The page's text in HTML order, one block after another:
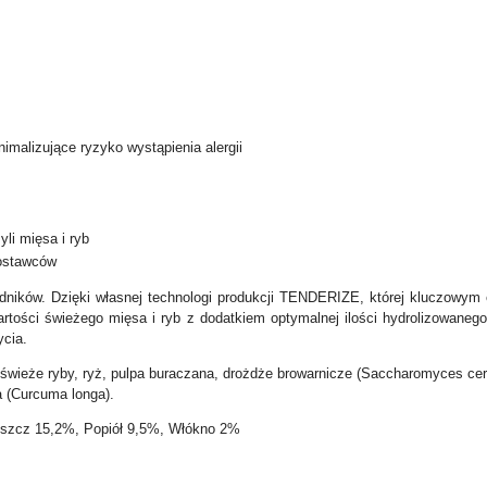
ryzyko wystąpienia alergii
mięsa i ryb
Dzięki własnej technologi produkcji TENDERIZE, której
świeżego mięsa i ryb z dodatkiem optymalnej ilości
ryby, ryż, pulpa buraczana, drożdże browarnicze (Saccharomyces
longa).
15,2%, Popiół 9,5%, Włókno 2%